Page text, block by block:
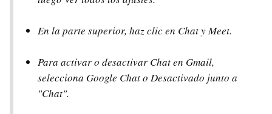
En la parte superior, haz clic en Chat y Meet.
Para activar o desactivar Chat en Gmail,
selecciona Google Chat o Desactivado junto a
"Chat".